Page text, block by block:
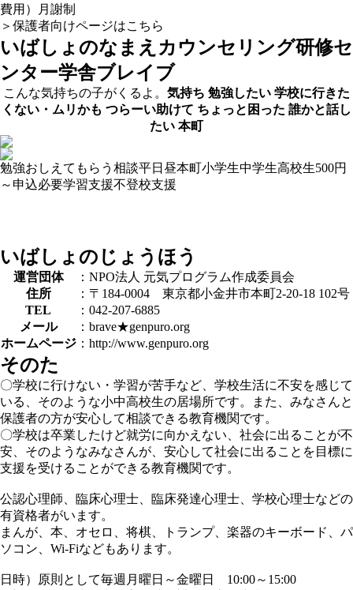
費用）月謝制
＞保護者向けページはこちら
いばしょのなまえ カウンセリング研修セ
ンター学舎ブレイブ
こんな気持ちの子がくるよ。 気持ち 勉強したい 学校に行きた
くない・ムリかも つらーい助けて ちょっと困った 誰かと話し
たい 本町
勉強おしえてもらう 相談平日昼本町小学生中学生高校生500円
～ 申込必要学習支援不登校支援
いばしょのじょうほう
運営団体
：NPO法人 元気プログラム作成委員会
住所
：〒184-0004 東京都小金井市本町2-20-18 102号
TEL
：042-207-6885
メール
：brave★genpuro.org
ホームページ ：http://www.genpuro.org
そのた
〇学校に行けない・学習が苦手など、学校生活に不安を感じて
いる、そのような小中高校生の居場所です。また、みなさんと
保護者の方が安心して相談できる教育機関です。
〇学校は卒業したけど就労に向かえない、社会に出ることが不
安、そのようなみなさんが、安心して社会に出ることを目標に
支援を受けることができる教育機関です。
公認心理師、臨床心理士、臨床発達心理士、学校心理士などの
有資格者がいます。
まんが、本、オセロ、将棋、トランプ、楽器のキーボード、パ
ソコン、Wi-Fiなどもあります。
日時）原則として毎週月曜日～金曜日 10:00～15:00